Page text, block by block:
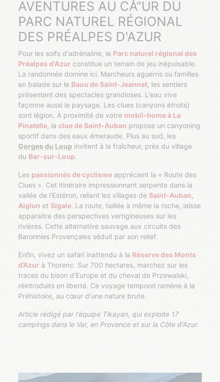
AVENTURES AU CÅ“UR DU
PARC NATUREL RÉGIONAL
DES PRÉALPES D'AZUR
Pour les soifs d'adrénaline, le Parc naturel régional des
Préalpes d'Azur constitue un terrain de jeu inépuisable.
La randonnée domine ici. Marcheurs aguerris ou familles
en balade sur le Baou de Saint-Jeannet, les sentiers
présentent des spectacles grandioses. L'eau vive
façonne aussi le paysage. Les clues (canyons étroits)
sont légion. À proximité de votre mobil-home à La
Pinatelle, laclue de Saint-Auban propose un canyoning
sportif dans des eaux émeraude. Plus au sud, les
Gorges du Loup invitent à la fraîcheur, près du village
du Bar-sur-Loup.
Les passionnés de cyclisme apprécient la « Route des
Clues ». Cet itinéraire impressionnant serpente dans la
vallée de l'Estéron, reliant les villages de Saint-Auban,
Aiglun et Sigale. La route, taillée à même la roche, laisse
apparaitre des perspectives vertigineuses sur les
rivières. Cette alternative sauvage aux circuits des
Baronnies Provençales séduit par son relief.
Enfin, vivez un safari inattendu à la Réserve des Monts
d’Azur à Thorenc. Sur 700 hectares, marchez sur les
traces du bison d'Europe et du cheval de Przewalski,
réintroduits en liberté. Ce voyage temporel ramène à la
Préhistoire, au cœur d'une nature brute.
Article rédigé par l'équipe Tikayan, qui exploite 17
campings dans le Var, en Provence et sur la Côte d'Azur.